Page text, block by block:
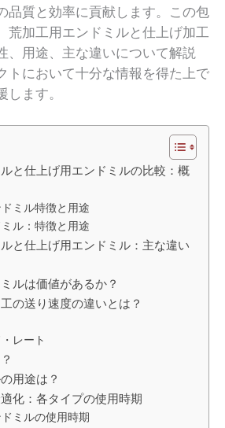
品質と効率に貢献します。この包
荒加工用エンドミルと仕上げ加工
、用途、主な違いについて解説
トにおいて十分な情報を得た上で
ます。
と仕上げ用エンドミルの比較：概
ミル特徴と用途
ル：特徴と用途
と仕上げ用エンドミル：主な違い
ルは価値があるか？
の送り速度の違いとは？
レート
用途は？
化：各タイプの使用時期
ミルの使用時期